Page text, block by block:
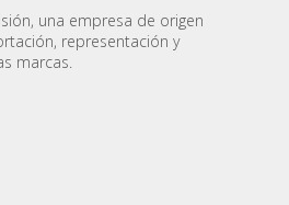
una empresa de origen
representación y
marcas.